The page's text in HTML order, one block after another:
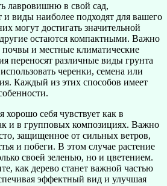
лавровишню в свой сад,
и виды наиболее подходят для вашего
могут достигать значительной
остаются компактными. Важно
почвы и местные климатические
переносят различные виды грунта
черенки, семена или
Каждый из этих способов имеет
себя чувствует как в
и в групповых композициях. Важно
защищенное от сильных ветров,
и побеги. В этом случае растение
своей зеленью, но и цветением.
как дерево станет важной частью
эффектный вид и улучшая